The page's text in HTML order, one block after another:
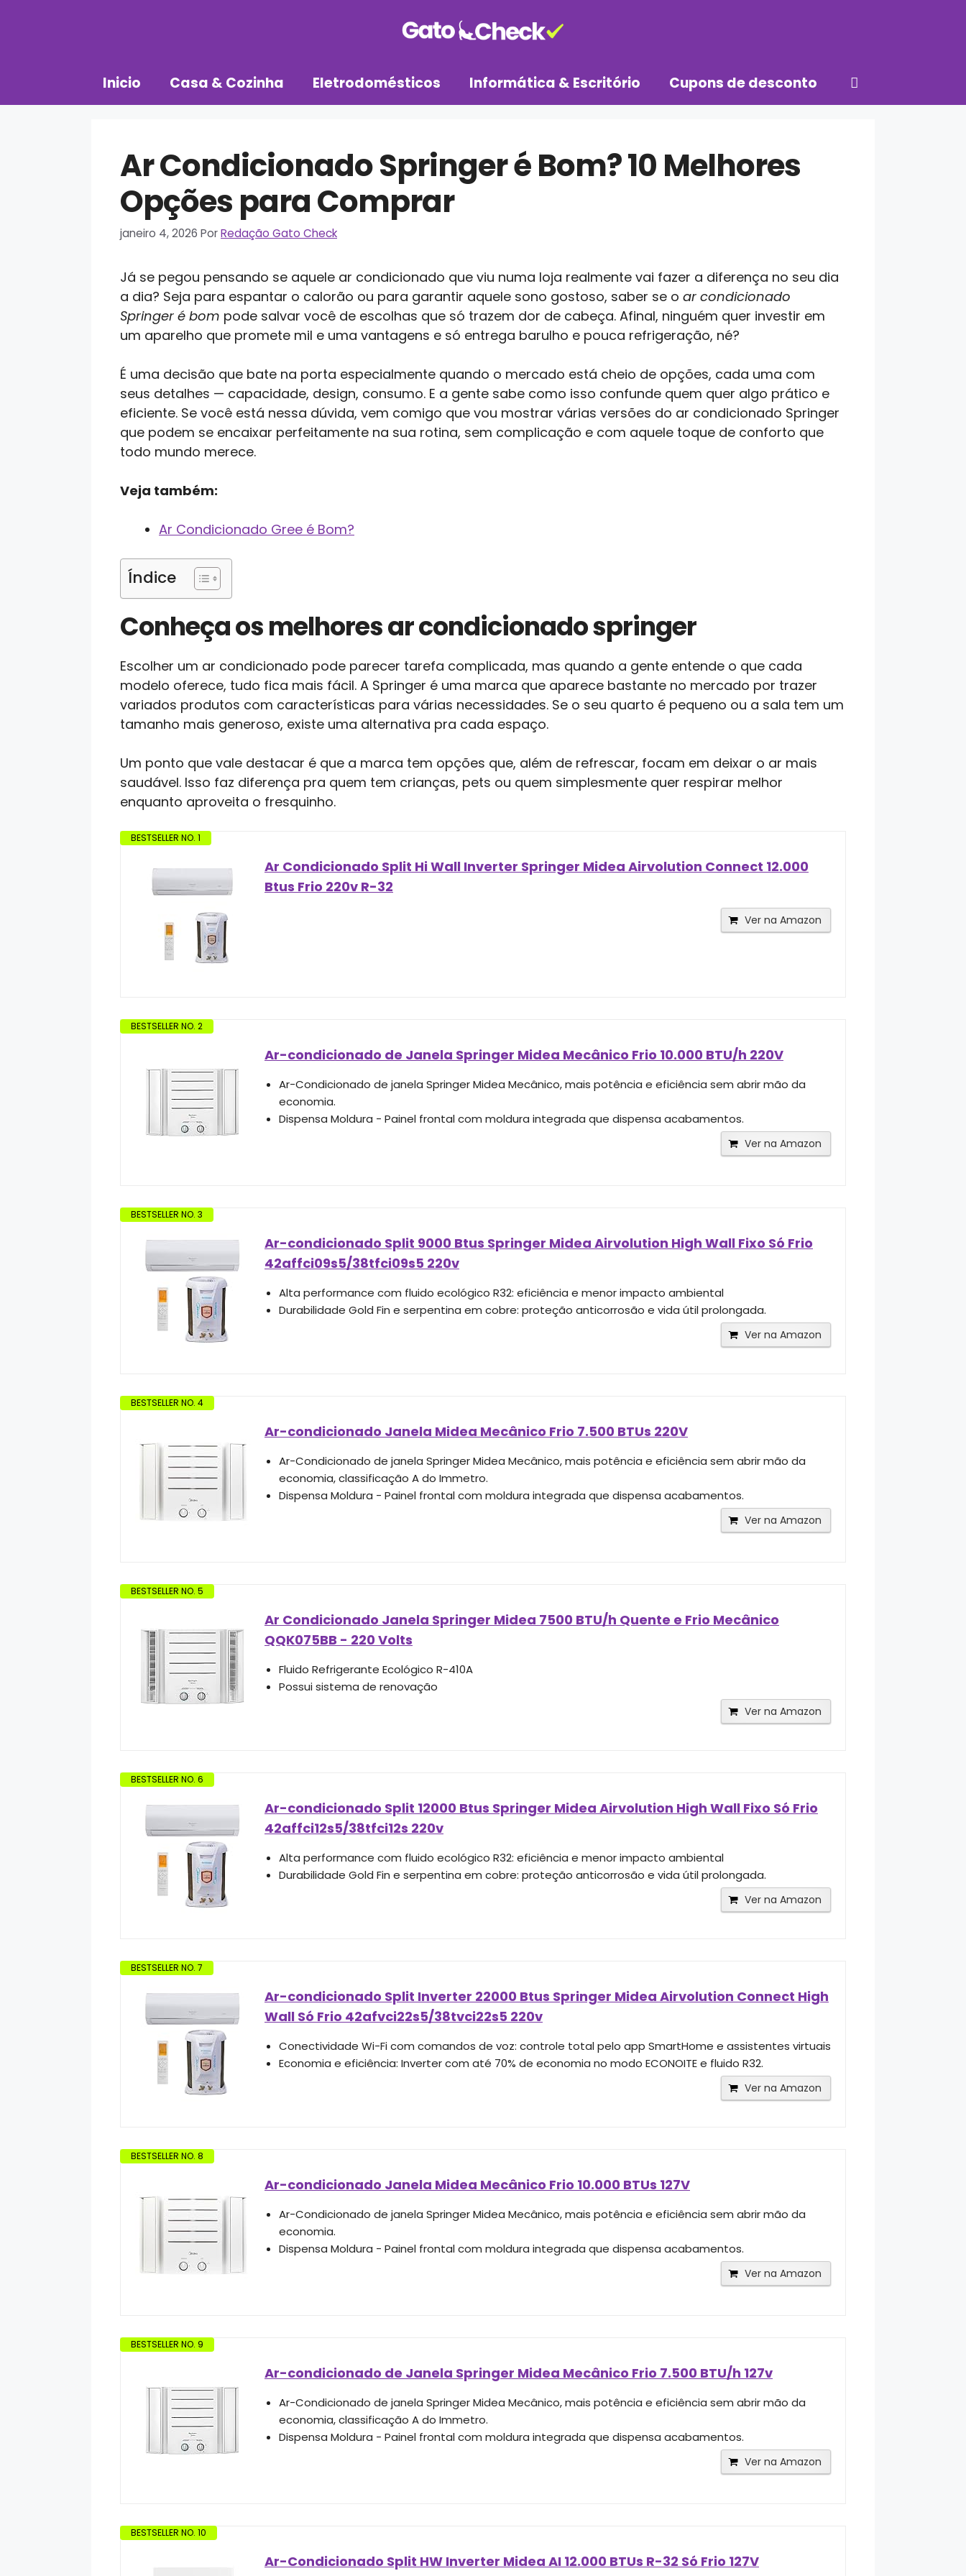
Inicio Casa & Cozinha Eletrodomésticos Informática & Escritório Cupons de desconto
Ar Condicionado Springer é Bom? 10 Melhores
Opções para Comprar
janeiro 4, 2026 PorRedação Gato Check
Já se pegou pensando se aquele ar condicionado que viu numa loja realmente vai fazer a diferença no seu dia
a dia? Seja para espantar o calorão ou para garantir aquele sono gostoso, saber se o ar condicionado
Springer é bom pode salvar você de escolhas que só trazem dor de cabeça. Afinal, ninguém quer investir em
um aparelho que promete mil e uma vantagens e só entrega barulho e pouca refrigeração, né?
É uma decisão que bate na porta especialmente quando o mercado está cheio de opções, cada uma com
seus detalhes — capacidade, design, consumo. E a gente sabe como isso confunde quem quer algo prático e
eficiente. Se você está nessa dúvida, vem comigo que vou mostrar várias versões do ar condicionado Springer
que podem se encaixar perfeitamente na sua rotina, sem complicação e com aquele toque de conforto que
todo mundo merece.
Veja também:
Ar Condicionado Gree é Bom?
Índice
Conheça os melhores ar condicionado springer
Escolher um ar condicionado pode parecer tarefa complicada, mas quando a gente entende o que cada
modelo oferece, tudo fica mais fácil. A Springer é uma marca que aparece bastante no mercado por trazer
variados produtos com características para várias necessidades. Se o seu quarto é pequeno ou a sala tem um
tamanho mais generoso, existe uma alternativa pra cada espaço.
Um ponto que vale destacar é que a marca tem opções que, além de refrescar, focam em deixar o ar mais
saudável. Isso faz diferença pra quem tem crianças, pets ou quem simplesmente quer respirar melhor
enquanto aproveita o fresquinho.
BESTSELLER NO. 1
Ar Condicionado Split Hi Wall Inverter Springer Midea Airvolution Connect 12.000
Btus Frio 220v R-32
Ver na Amazon
BESTSELLER NO. 2
Ar-condicionado de Janela Springer Midea Mecânico Frio 10.000 BTU/h 220V
Ar-Condicionado de janela Springer Midea Mecânico, mais potência e eficiência sem abrir mão da
economia.
Dispensa Moldura - Painel frontal com moldura integrada que dispensa acabamentos.
Ver na Amazon
BESTSELLER NO. 3
Ar-condicionado Split 9000 Btus Springer Midea Airvolution High Wall Fixo Só Frio
42affci09s5/38tfci09s5 220v
Alta performance com fluido ecológico R32: eficiência e menor impacto ambiental
Durabilidade Gold Fin e serpentina em cobre: proteção anticorrosão e vida útil prolongada.
Ver na Amazon
BESTSELLER NO. 4
Ar-condicionado Janela Midea Mecânico Frio 7.500 BTUs 220V
Ar-Condicionado de janela Springer Midea Mecânico, mais potência e eficiência sem abrir mão da
economia, classificação A do Immetro.
Dispensa Moldura - Painel frontal com moldura integrada que dispensa acabamentos.
Ver na Amazon
BESTSELLER NO. 5
Ar Condicionado Janela Springer Midea 7500 BTU/h Quente e Frio Mecânico
QQK075BB - 220 Volts
Fluido Refrigerante Ecológico R-410A
Possui sistema de renovação
Ver na Amazon
BESTSELLER NO. 6
Ar-condicionado Split 12000 Btus Springer Midea Airvolution High Wall Fixo Só Frio
42affci12s5/38tfci12s 220v
Alta performance com fluido ecológico R32: eficiência e menor impacto ambiental
Durabilidade Gold Fin e serpentina em cobre: proteção anticorrosão e vida útil prolongada.
Ver na Amazon
BESTSELLER NO. 7
Ar-condicionado Split Inverter 22000 Btus Springer Midea Airvolution Connect High
Wall Só Frio 42afvci22s5/38tvci22s5 220v
Conectividade Wi-Fi com comandos de voz: controle total pelo app SmartHome e assistentes virtuais
Economia e eficiência: Inverter com até 70% de economia no modo ECONOITE e fluido R32.
Ver na Amazon
BESTSELLER NO. 8
Ar-condicionado Janela Midea Mecânico Frio 10.000 BTUs 127V
Ar-Condicionado de janela Springer Midea Mecânico, mais potência e eficiência sem abrir mão da
economia.
Dispensa Moldura - Painel frontal com moldura integrada que dispensa acabamentos.
Ver na Amazon
BESTSELLER NO. 9
Ar-condicionado de Janela Springer Midea Mecânico Frio 7.500 BTU/h 127v
Ar-Condicionado de janela Springer Midea Mecânico, mais potência e eficiência sem abrir mão da
economia, classificação A do Immetro.
Dispensa Moldura - Painel frontal com moldura integrada que dispensa acabamentos.
Ver na Amazon
BESTSELLER NO. 10
Ar-Condicionado Split HW Inverter Midea AI 12.000 BTUs R-32 Só Frio 127V